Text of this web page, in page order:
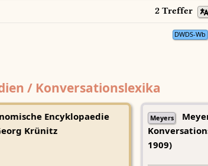
2 Treffer
DWDS-Wb
/ Konversationslexika
Encyklopaedie
Krünitz
Meyers
1909)